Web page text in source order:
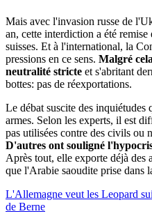
Mais avec l'invasion russe de
an, cette interdiction a été
suisses. Et à l'international, la
pressions en ce sens. Malgré
neutralité stricte et s'abritant
bottes: pas de réexportations.
Le débat suscite des inquiétudes
armes. Selon les experts, il est
pas utilisées contre des civils ou
D'autres ont souligné
Après tout, elle exporte déjà des
que l'Arabie saoudite prise dans
L'Allemagne veut les Leopard
de Berne